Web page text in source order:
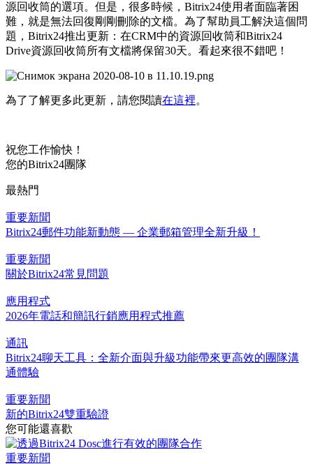
源回收筒的選項。但是，很多時候，Bitrix24使用者面臨著困
難，就是無法回復剛剛刪除的文檔。為了幫助員工解決這個問
題，Bitrix24推出更新：在CRM中的資源回收筒和Bitrix24
Drive資源回收筒所有文檔將保留30天。看起來很不錯吧！
為了了解更多此更新，請您閱讀在這裡。
祝您工作愉快！
您的Bitrix24團隊
最熱門
重要新聞
Bitrix24郵件功能新動態 — 企業郵箱管理全新升級！
重要新聞
關於Bitrix24常見問題
應用程式
2026年電話和簡訊行銷應用程式推薦
通訊
Bitrix24聊天工具：全新介面與升級功能帶來更高效的團隊溝
通體驗
重要新聞
新的Bitrix24雙重驗證
您可能還喜歡
重要新聞